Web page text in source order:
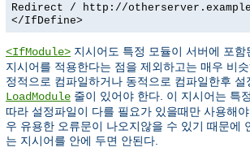
Redirect / http://
</IfDefine>
<IfModule> 지시어도 특정 모듈이 서버에 포
지시어를 적용한다는 점을 제외하고는 매우 비
정적으로 컴파일하거나 동적으로 컴파일한후 설
LoadModule 줄이 있어야 한다. 이 지시어는 특
따라 설정파일이 다를 필요가 있을때만 사용해
우 유용한 오류문이 나오지않을 수 있기 때문에
는 지시어를 안에 두면 안된다.